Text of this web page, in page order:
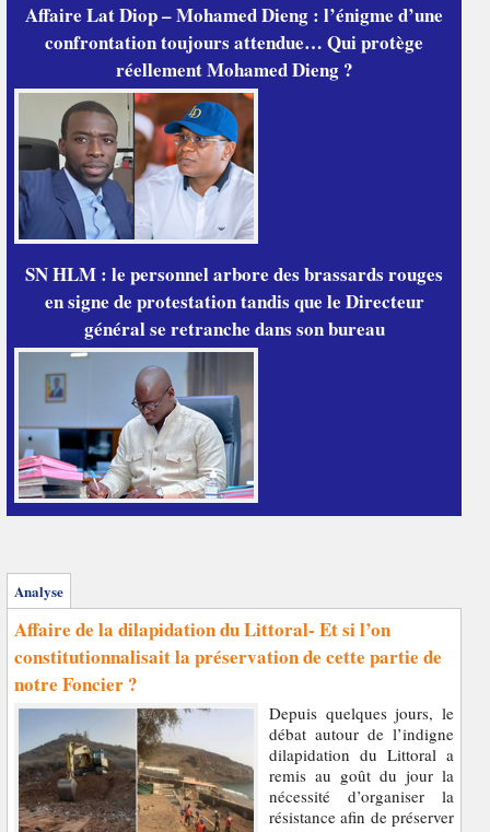
Affaire Lat Diop – Mohamed Dieng : l’énigme d’une
confrontation toujours attendue… Qui protège
réellement Mohamed Dieng ?
SN HLM : le personnel arbore des brassards rouges
en signe de protestation tandis que le Directeur
général se retranche dans son bureau
Analyse
Affaire de la dilapidation du Littoral- Et si l’on
constitutionnalisait la préservation de cette partie de
notre Foncier ?
Depuis quelques jours, le
débat autour de l’indigne
dilapidation du Littoral a
remis au goût du jour la
nécessité d’organiser la
résistance afin de préserver